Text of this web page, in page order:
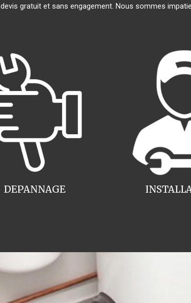
devis gratuit et sans engagement. Nous sommes
DEPANNAGE